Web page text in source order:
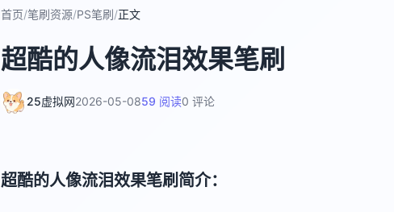
首页/笔刷资源/PS笔刷/正文
超酷的人像流泪效果笔刷
25虚拟网2026-05-0859 阅读0 评论
超酷的人像流泪效果笔刷简介：